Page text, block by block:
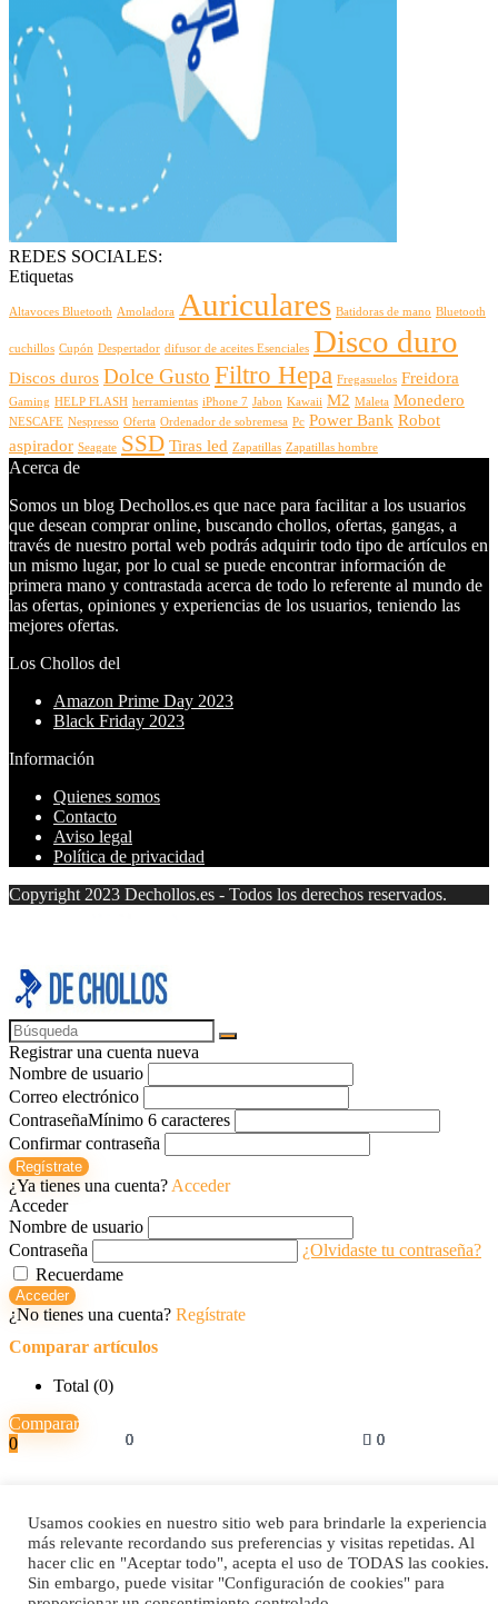
0 0
0 0
0 0
0 0
0 0
0 0
0 0
0 0
0 0
REDES SOCIALES:
Etiquetas
Altavoces Bluetooth Amoladora Auriculares Batidoras de mano Bluetooth
cuchillos Cupón Despertador difusor de aceites Esenciales Disco duro
Discos duros Dolce Gusto Filtro Hepa Fregasuelos Freidora
Gaming HELP FLASH herramientas iPhone 7 Jabon Kawaii M2 Maleta Monedero
NESCAFE Nespresso Oferta Ordenador de sobremesa Pc Power Bank Robot
aspirador Seagate SSD Tiras led Zapatillas Zapatillas hombre
Acerca de
Somos un blog Dechollos.es que nace para facilitar a los usuarios
que desean comprar online, buscando chollos, ofertas, gangas, a
través de nuestro portal web podrás adquirir todo tipo de artículos en
un mismo lugar, por lo cual se puede encontrar información de
primera mano y contrastada acerca de todo lo referente al mundo de
las ofertas, opiniones y experiencias de los usuarios, teniendo las
mejores ofertas.
Los Chollos del
Amazon Prime Day 2023
Black Friday 2023
Información
Quienes somos
Contacto
Aviso legal
Política de privacidad
Copyright 2023 Dechollos.es - Todos los derechos reservados.
Usamos cookies en nuestro sitio web para brindarle la experiencia
más relevante recordando sus preferencias y visitas repetidas. Al
hacer clic en "Aceptar todo", acepta el uso de TODAS las cookies.
Sin embargo, puede visitar "Configuración de cookies" para
Registrar una cuenta nueva
Nombre de usuario
Correo electrónico
ContraseñaMínimo 6 caracteres
Confirmar contraseña
Regístrate
¿Ya tienes una cuenta? Acceder
Acceder
Nombre de usuario
Contraseña
¿Olvidaste tu contraseña?
Recuerdame
Acceder
¿No tienes una cuenta? Regístrate
Comparar artículos
Total (0)
Comparar
0